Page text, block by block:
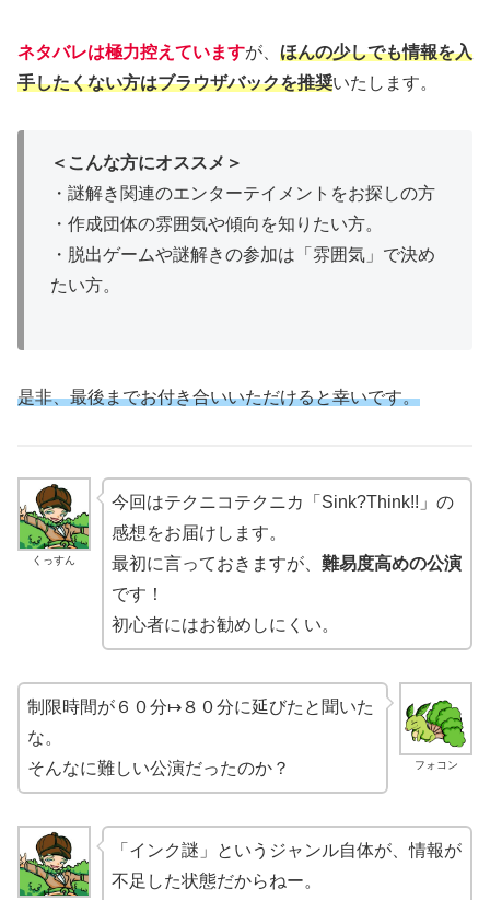
ネタバレは極力控えていますが、 ほんの少しでも情報を入
手したくない方はブラウザバックを推奨いたします。
＜こんな方にオススメ＞
・謎解き関連のエンターテイメントをお探しの方
・作成団体の雰囲気や傾向を知りたい方。
・脱出ゲームや謎解きの参加は「雰囲気」で決め
たい方。
是非、最後までお付き合いいただけると幸いです。
くっすん
今回はテクニコテクニカ「Sink?Think!!」の
感想をお届けします。
最初に言っておきますが、 難易度高めの公演
です！
初心者にはお勧めしにくい。
フォコン
制限時間が６０分↦８０分に延びたと聞いた
な。
そんなに難しい公演だったのか？
「インク謎」というジャンル自体が、情報が
不足した状態だからねー。